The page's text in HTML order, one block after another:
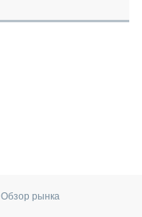
Обзор рынка